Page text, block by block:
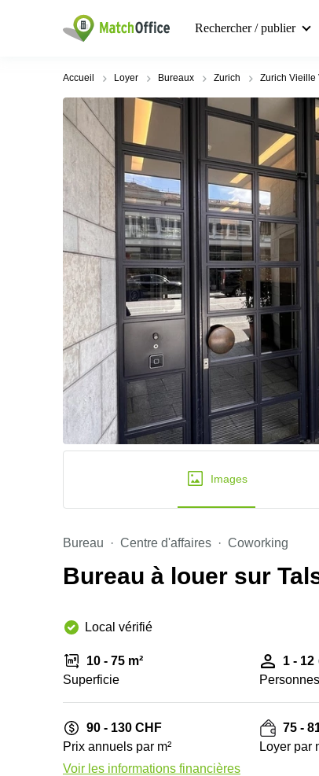
Rechercher / publier
Accueil Loyer Bureaux Zurich Zurich Vieille
Images
Bureau Centre d'affaires Coworking
Bureau à louer sur
Local vérifié
10 - 75 m²
Superficie
1 - 12
Personnes
90 - 130 CHF
Prix annuels par m²
Voir les informations financières
75 -
Loyer par